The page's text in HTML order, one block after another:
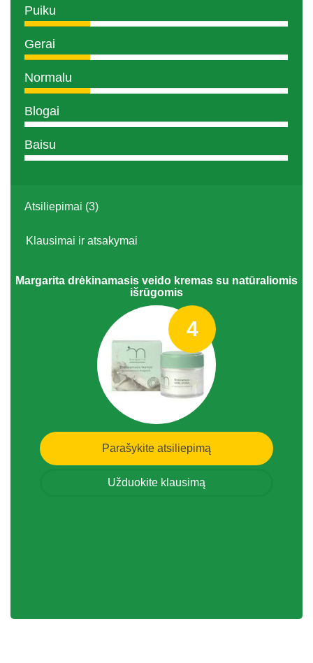
Puiku
Gerai
Normalu
Blogai
Baisu
Atsiliepimai (3)
Klausimai ir atsakymai
Margarita drėkinamasis veido kremas su natūraliomis
išrūgomis
4
Parašykite atsiliepimą
Užduokite klausimą